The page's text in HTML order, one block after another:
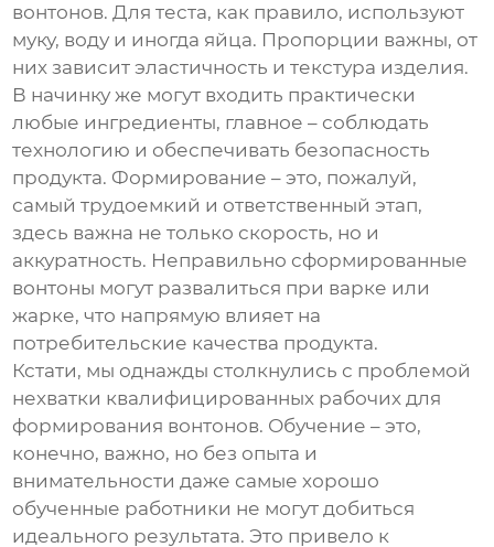
вонтонов. Для теста, как правило, используют
муку, воду и иногда яйца. Пропорции важны, от
них зависит эластичность и текстура изделия.
В начинку же могут входить практически
любые ингредиенты, главное – соблюдать
технологию и обеспечивать безопасность
продукта. Формирование – это, пожалуй,
самый трудоемкий и ответственный этап,
здесь важна не только скорость, но и
аккуратность. Неправильно сформированные
вонтоны могут развалиться при варке или
жарке, что напрямую влияет на
потребительские качества продукта.
Кстати, мы однажды столкнулись с проблемой
нехватки квалифицированных рабочих для
формирования вонтонов. Обучение – это,
конечно, важно, но без опыта и
внимательности даже самые хорошо
обученные работники не могут добиться
идеального результата. Это привело к